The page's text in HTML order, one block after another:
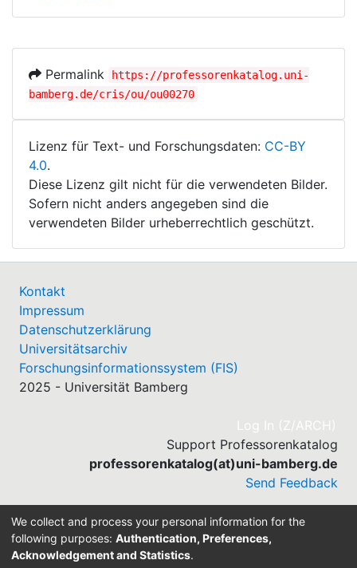
Permalink
https://professorenkatalog.uni-
bamberg.de/cris/ou/ou00270
Lizenz für Text- und Forschungsdaten: CC-BY
4.0.
Diese Lizenz gilt nicht für die verwendeten Bilder.
Sofern nicht anders angegeben sind die
verwendeten Bilder urheberrechtlich geschützt.
Kontakt
Impressum
Datenschutzerklärung
Universitätsarchiv
Forschungsinformationssystem (FIS)
2025 - Universität Bamberg
Log In (Z/ARCH)
Support Professorenkatalog
professorenkatalog(at)uni-bamberg.de
Send Feedback
Built withDSpace-CRIS software
We collect and process your personal information for the
following purposes: Authentication, Preferences,
Acknowledgement and Statistics.